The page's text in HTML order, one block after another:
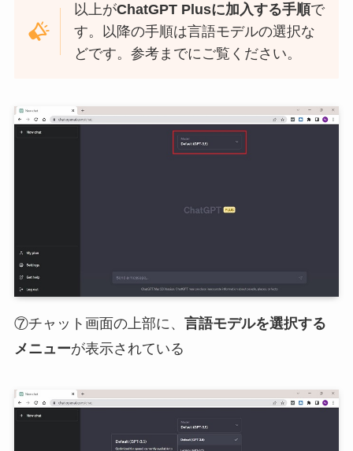
以上がChatGPT Plusに加入する手順で
す。以降の手順は言語モデルの選択な
どです。参考までにご覧ください。
⑦チャット画面の上部に、 言語モデルを選択する
メニューが表示されている